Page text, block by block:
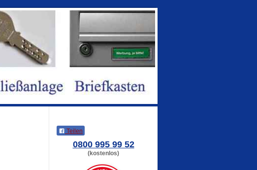
Teilen
0800 995 99 52
(kostenlos)